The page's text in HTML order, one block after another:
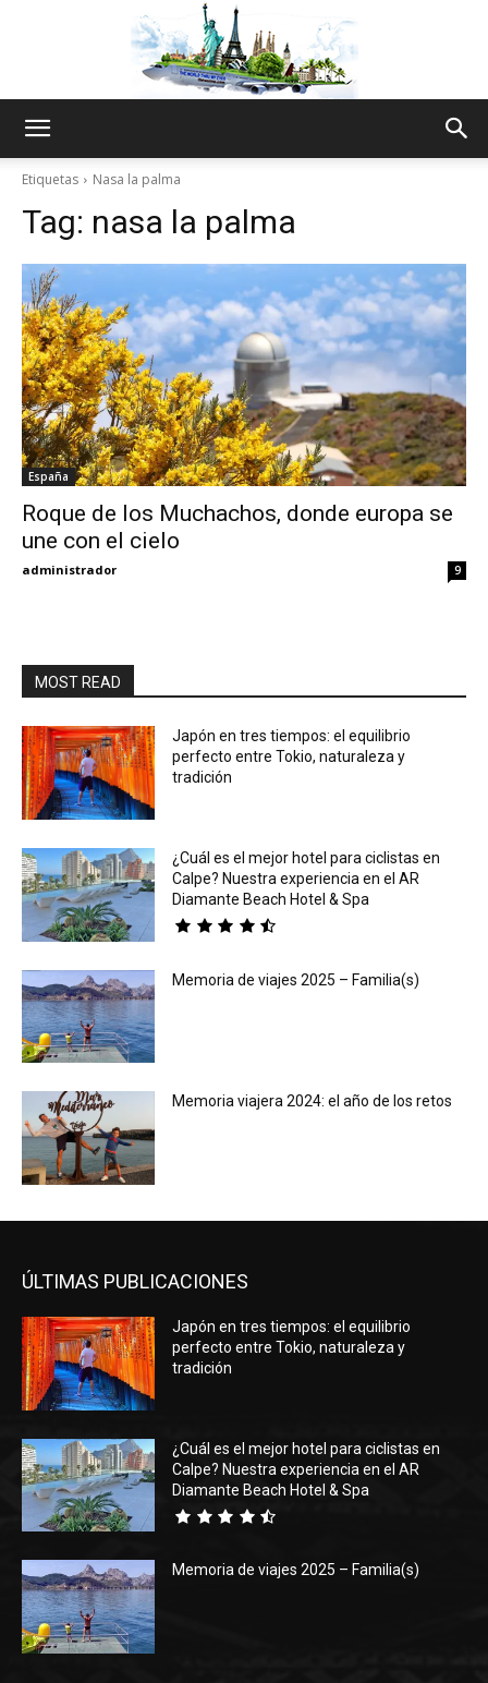
Thru
My
Etiquetas Nasa la palma
Tag: nasa la palma
España
Roque de los Muchachos, donde europa se
une con el cielo
administrador 9
MOST READ
Japón en tres tiempos: el equilibrio
perfecto entre Tokio, naturaleza y
tradición
¿Cuál es el mejor hotel para ciclistas en
Calpe? Nuestra experiencia en el AR
Diamante Beach Hotel & Spa
Memoria de viajes 2025 – Familia(s)
Memoria viajera 2024: el año de los retos
ÚLTIMAS PUBLICACIONES
Japón en tres tiempos: el equilibrio
perfecto entre Tokio, naturaleza y
tradición
¿Cuál es el mejor hotel para ciclistas en
Calpe? Nuestra experiencia en el AR
Diamante Beach Hotel & Spa
Memoria de viajes 2025 – Familia(s)